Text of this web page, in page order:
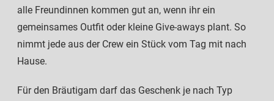
alle Freundinnen kommen gut an, wenn ihr ein
gemeinsames Outfit oder kleine Give-aways plant. So
nimmt jede aus der Crew ein Stück vom Tag mit nach
Hause.
Für den Bräutigam darf das Geschenk je nach Typ